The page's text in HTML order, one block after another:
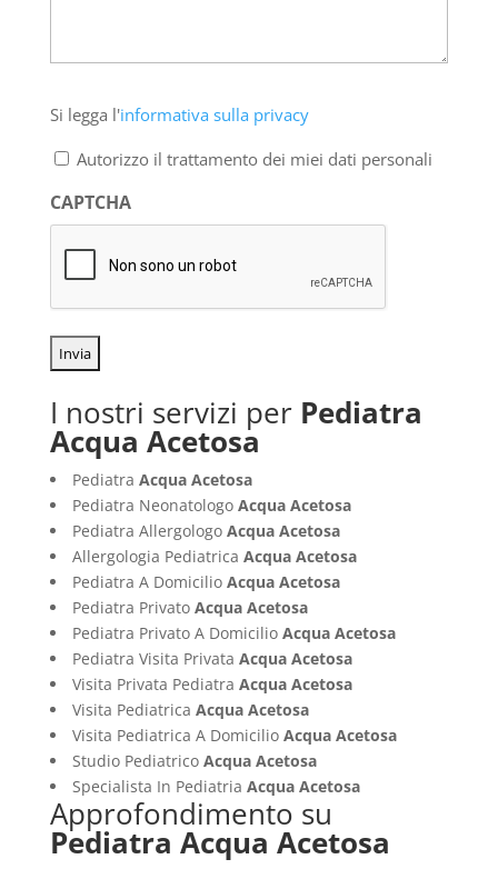
legga
l'informativa
privacy
*
Si legga l'informativa sulla privacy
Autorizzo il trattamento dei miei dati personali
CAPTCHA
I nostri servizi per Pediatra
Acqua Acetosa
Pediatra Acqua Acetosa
Pediatra Neonatologo Acqua Acetosa
Pediatra Allergologo Acqua Acetosa
Allergologia Pediatrica Acqua Acetosa
Pediatra A Domicilio Acqua Acetosa
Pediatra Privato Acqua Acetosa
Pediatra Privato A Domicilio Acqua Acetosa
Pediatra Visita Privata Acqua Acetosa
Visita Privata Pediatra Acqua Acetosa
Visita Pediatrica Acqua Acetosa
Visita Pediatrica A Domicilio Acqua Acetosa
Studio Pediatrico Acqua Acetosa
Specialista In Pediatria Acqua Acetosa
Approfondimento su
Pediatra Acqua Acetosa